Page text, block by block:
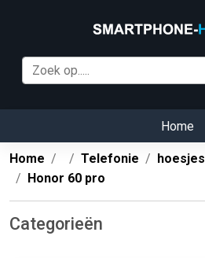
Home
Home Telefonie hoesjes
Honor 60 pro
Categorieën